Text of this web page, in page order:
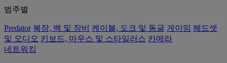
범주별
Predator 복장, 백 및 장비 케이블, 도크 및 동글 게이밍 헤드셋
및 오디오 키보드, 마우스 및 스타일러스 카메라
네트워킹